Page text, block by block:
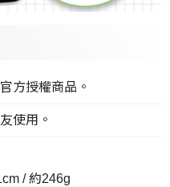
方授權商品。
使用。
/ 約246g